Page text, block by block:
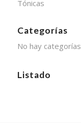
Tónicas
Categorías
No hay categorías
Listado